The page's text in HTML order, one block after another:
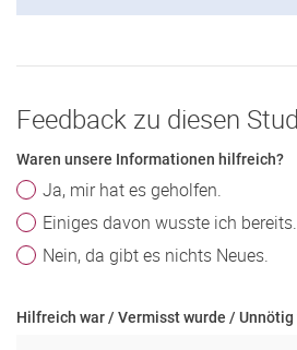
Feedback zu diesen
Waren unsere Informationen hilfreich?
Ja, mir hat es geholfen.
Einiges davon wusste ich bereits.
Nein, da gibt es nichts Neues.
Hilfreich war / Vermisst wurde / Unnötig